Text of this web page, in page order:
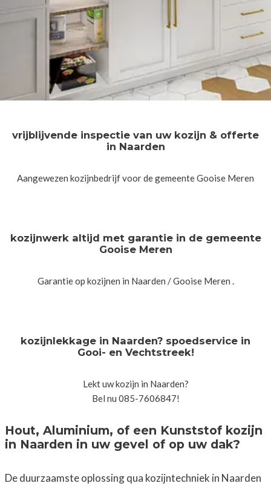
vrijblijvende inspectie van uw kozijn & offerte
in Naarden
Aangewezen kozijnbedrijf voor de gemeente Gooise Meren
kozijnwerk altijd met garantie in de gemeente
Gooise Meren
Garantie op kozijnen in Naarden / Gooise Meren .
kozijnlekkage in Naarden? spoedservice in
Gooi- en Vechtstreek!
Lekt uw kozijn in Naarden?
Bel nu 085-7606847!
Hout, Aluminium, of een Kunststof kozijn
in Naarden in uw gevel of op uw dak?
De duurzaamste oplossing qua kozijntechniek in Naarden